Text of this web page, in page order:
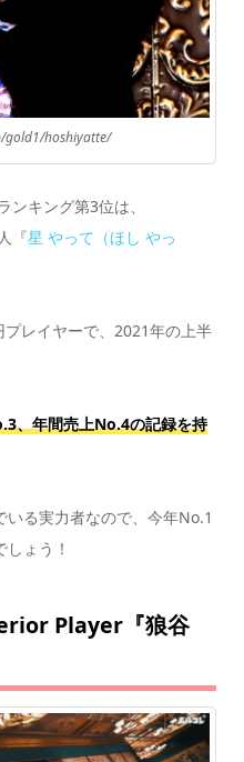
gold1/hoshiyatte/
キング第3位は、
『星 やって（ほし やっ
プレイヤーで、2021年の上半
、年間売上No.4の記録を持
る実力者なので、今年No.1
ょう！
Player『狼谷